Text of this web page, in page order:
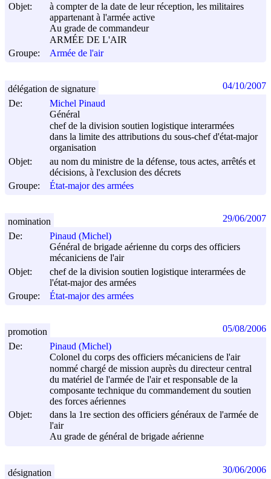
Objet:
à compter de la date de leur réception, les militaires
appartenant à l'armée active
Au grade de commandeur
ARMÉE DE L'AIR
Groupe:
Armée de l'air
De:
Michel Pinaud
Général
chef de la division soutien logistique interarmées
dans la limite des attributions du sous-chef d'état-major
organisation
Objet:
au nom du ministre de la défense, tous actes, arrêtés et
décisions, à l'exclusion des décrets
Groupe:
État-major des armées
délégation de signature 04/10/2007
De:
Pinaud (Michel)
Général de brigade aérienne du corps des officiers
mécaniciens de l'air
Objet:
chef de la division soutien logistique interarmées de
l'état-major des armées
Groupe:
État-major des armées
nomination 29/06/2007
De:
Pinaud (Michel)
Colonel du corps des officiers mécaniciens de l'air
nommé chargé de mission auprès du directeur central
du matériel de l'armée de l'air et responsable de la
composante technique du commandement du soutien
des forces aériennes
Objet:
dans la 1re section des officiers généraux de l'armée de
l'air
Au grade de général de brigade aérienne
promotion 05/08/2006
désignation 30/06/2006